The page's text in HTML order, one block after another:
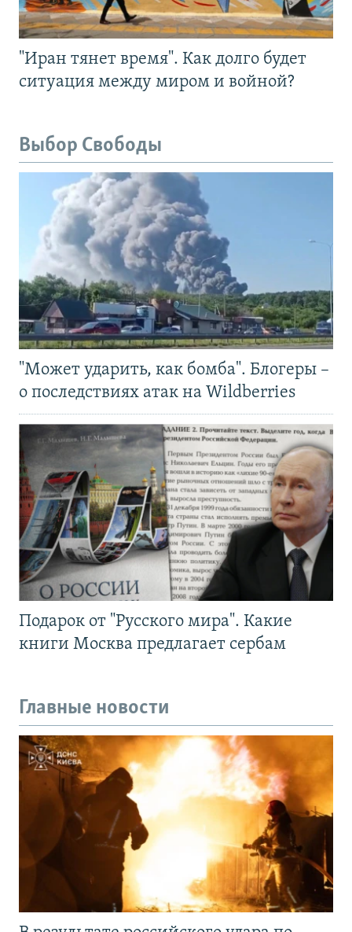
"Иран тянет время". Как долго будет
ситуация между миром и войной?
Выбор Свободы
"Может ударить, как бомба". Блогеры –
о последствиях атак на Wildberries
Подарок от "Русского мира". Какие
книги Москва предлагает сербам
Главные новости